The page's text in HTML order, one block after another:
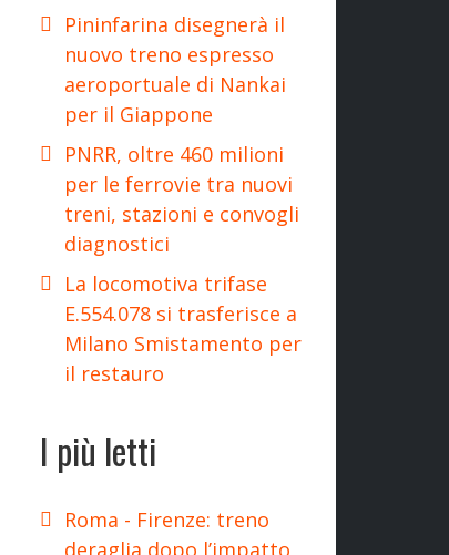
Pininfarina disegnerà il
nuovo treno espresso
aeroportuale di Nankai
per il Giappone
PNRR, oltre 460 milioni
per le ferrovie tra nuovi
treni, stazioni e convogli
diagnostici
La locomotiva trifase
E.554.078 si trasferisce a
Milano Smistamento per
il restauro
I più letti
Roma - Firenze: treno
deraglia dopo l’impatto